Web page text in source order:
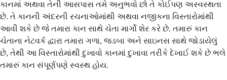
કાનમાં અથવા તેની આસપાસ તમે અનુભવો છો તે કોઈપણ અસ્વસ્થતા
છે. તે કાનની અંદરની રચનાઓમાંથી અથવા નજીકના વિસ્તારોમાંથી
આવી શકે છે જે તમારા કાન સાથે ચેતા માર્ગો શેર કરે છે. તમારું કાન
ચેતાના નેટવર્ક દ્વારા તમારા ગળા, જડબા અને સાઇનસ સાથે જોડાયેલું
છે, તેથી આ વિસ્તારોમાંથી દુખાવો કાનમાં દુખાવા તરીકે દેખાઈ શકે છે ભલે
તમારું કાન સંપૂર્ણપણે સ્વસ્થ હોય.